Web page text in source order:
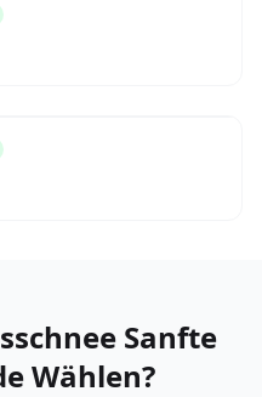
Sanfte
Wählen?